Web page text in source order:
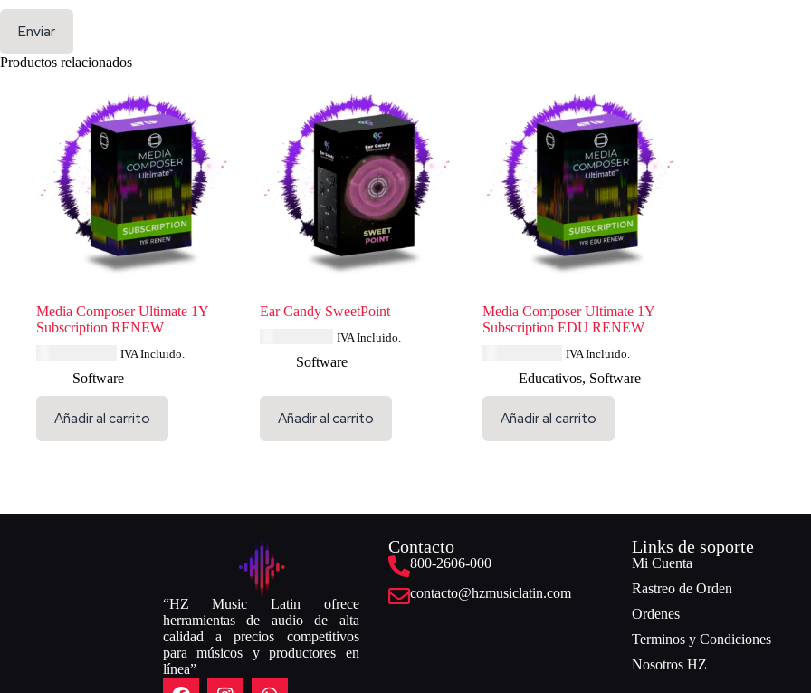
Enviar
Productos relacionados
Media Composer Ultimate 1Y
Subscription RENEW
IVA Incluido.
Software
Añadir al carrito
Ear Candy SweetPoint
IVA Incluido.
Software
Añadir al carrito
Media Composer Ultimate 1Y
Subscription EDU RENEW
IVA Incluido.
Educativos, Software
Añadir al carrito
“HZ Music Latin ofrece
herramientas de audio de alta
calidad a precios competitivos
para músicos y productores en
línea”
Contacto
800-2606-000
contacto@hzmusiclatin.com
Links de soporte
Mi Cuenta
Rastreo de Orden
Ordenes
Terminos y Condiciones
Nosotros HZ